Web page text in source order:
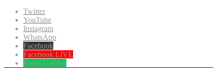
Twitter
YouTube
Instagram
WhatsApp
Facebook
Facebook LIVE
Radio Garden